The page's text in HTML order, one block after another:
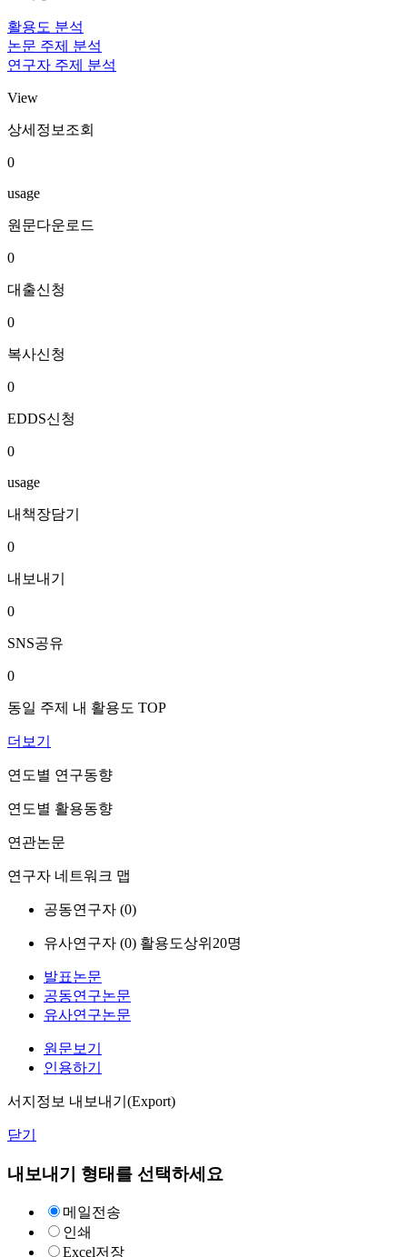
활용도 분석
논문 주제 분석
연구자 주제 분석
View
상세정보조회
0
usage
원문다운로드
0
대출신청
0
복사신청
0
EDDS신청
0
usage
내책장담기
0
내보내기
0
SNS공유
0
동일 주제 내 활용도 TOP
더보기
연도별 연구동향
연도별 활용동향
연관논문
연구자 네트워크 맵
공동연구자 (0)
유사연구자 (0) 활용도상위20명
발표논문
공동연구논문
유사연구논문
원문보기
인용하기
서지정보 내보내기(Export)
닫기
내보내기 형태를 선택하세요
메일전송
인쇄
Excel저장